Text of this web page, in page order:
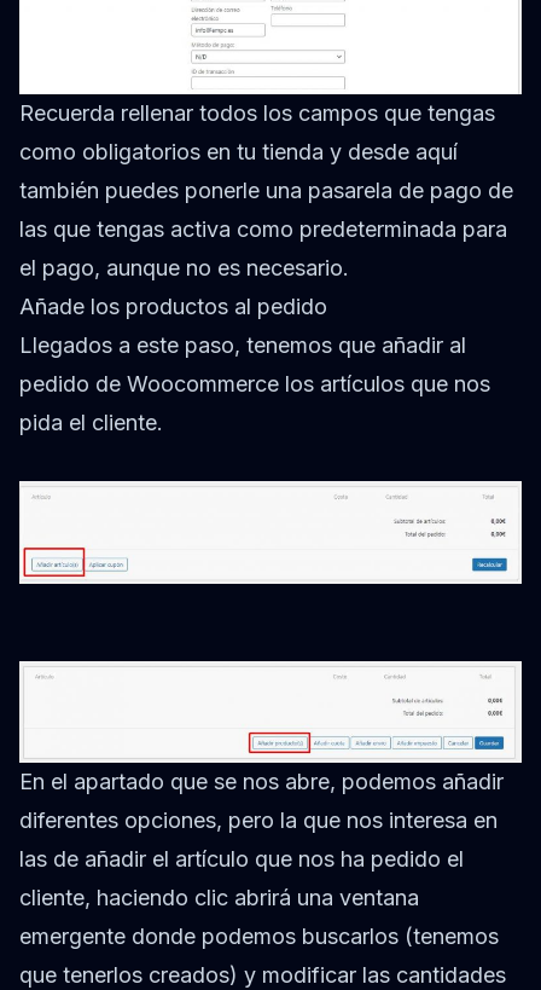
Recuerda rellenar todos los campos que tengas
como obligatorios en tu tienda y desde aquí
también puedes ponerle una pasarela de pago de
las que tengas activa como predeterminada para
el pago, aunque no es necesario.
Añade los productos al pedido
Llegados a este paso, tenemos que añadir al
pedido de Woocommerce los artículos que nos
pida el cliente.
En el apartado que se nos abre, podemos añadir
diferentes opciones, pero la que nos interesa en
las de añadir el artículo que nos ha pedido el
cliente, haciendo clic abrirá una ventana
emergente donde podemos buscarlos (tenemos
que tenerlos creados) y modificar las cantidades